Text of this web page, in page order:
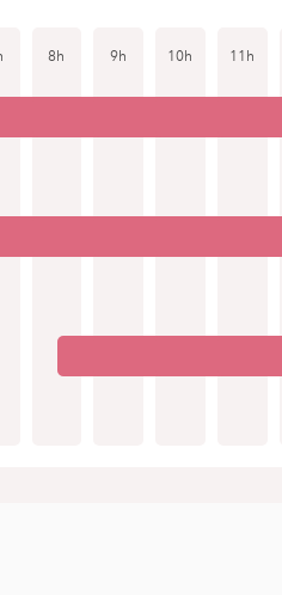
8h 9h 10h 11h